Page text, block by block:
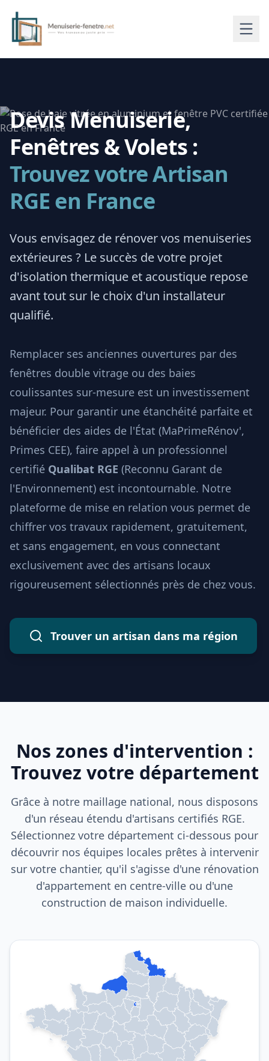
Devis Menuiserie,
Fenêtres & Volets :
Trouvez votre Artisan
RGE en France
Vous envisagez de rénover vos menuiseries
extérieures ? Le succès de votre projet
d'isolation thermique et acoustique repose
avant tout sur le choix d'un installateur
qualifié.
Remplacer ses anciennes ouvertures par des
fenêtres double vitrage ou des baies
coulissantes sur-mesure est un investissement
majeur. Pour garantir une étanchéité parfaite et
bénéficier des aides de l'État (MaPrimeRénov',
Primes CEE), faire appel à un professionnel
certifié Qualibat RGE (Reconnu Garant de
l'Environnement) est incontournable. Notre
plateforme de mise en relation vous permet de
chiffrer vos travaux rapidement, gratuitement,
et sans engagement, en vous connectant
exclusivement avec des artisans locaux
rigoureusement sélectionnés près de chez vous.
Trouver un artisan dans ma région
Nos zones d'intervention :
Trouvez votre département
Grâce à notre maillage national, nous disposons
d'un réseau étendu d'artisans certifiés RGE.
Sélectionnez votre département ci-dessous pour
découvrir nos équipes locales prêtes à intervenir
sur votre chantier, qu'il s'agisse d'une rénovation
d'appartement en centre-ville ou d'une
construction de maison individuelle.